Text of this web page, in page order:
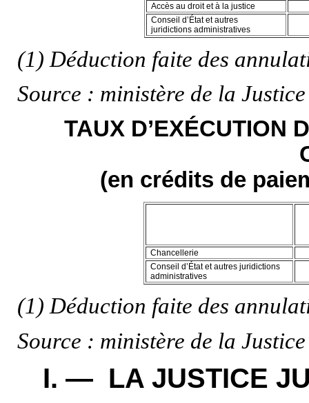
Accès au droit et à la justice
Conseil d’État et autres
juridictions administratives
(1) Déduction faite des
Source : ministère de la Justice
TAUX D’EXÉCUTION
(en crédits de
Chancellerie
Conseil d’État et autres juridictions
administratives
(1) Déduction faite des
Source : ministère de la Justice
I. — LA JUSTICE